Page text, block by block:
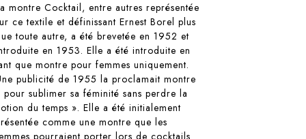
montre Cocktail, entre autres représentée
ce textile et définissant Ernest Borel plus
toute autre, a été brevetée en 1952 et
en 1953. Elle a été introduite en
que montre pour femmes uniquement.
publicité de 1955 la proclamait montre
pour sublimer sa féminité sans perdre la
du temps ». Elle a été initialement
comme une montre que les
pourraient porter lors de cocktails